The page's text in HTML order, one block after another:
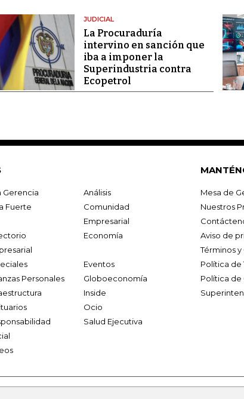
JUDICIAL
La Procuraduría
intervino en sanción que
iba a imponer la
Superindustria contra
Ecopetrol
Gerencia
Análisis
Fuerte
Comunidad
Empresarial
Economía
Eventos
Personales
Globoeconomía
Inside
Ocio
Salud Ejecutiva
Mesa de
Nuestros
Aviso de
Términos
Política de
Política de